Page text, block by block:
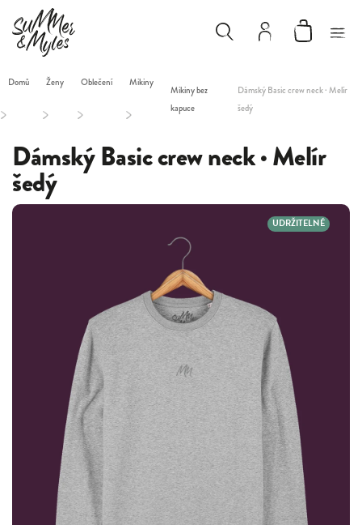
Domů
/
Ženy
/
Oblečení
/
Mikiny
/
Mikiny bez
kapuce
Dámský Basic crew neck · Melír
šedý
Dámský Basic crew neck · Melír
šedý
UDRŽITELNÉ